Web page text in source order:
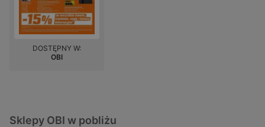
DOSTĘPNY W:
OBI
Sklepy OBI w pobliżu